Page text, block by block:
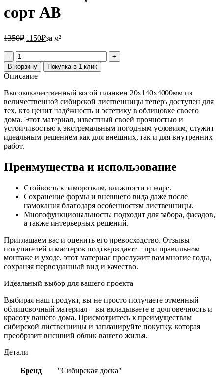
сорт АВ
1350₽ 1350₽.
1150₽1150₽.
за м²
Количество
товара
Планкен
скошенный
из
лиственницы
20х140х4000
мм
сорт
АВ
В корзину Покупка в 1 клик
Описание
Высококачественный косой планкен 20х140х4000мм из
величественной сибирской лиственницы теперь доступен для
тех, кто ценит надёжность и эстетику в облицовке своего
дома. Этот материал, известный своей прочностью и
устойчивостью к экстремальным погодным условиям, служит
идеальным решением как для внешних, так и для внутренних
работ.
Преимущества и использование
Стойкость к заморозкам, влажности и жаре.
Сохранение формы и внешнего вида даже после
намокания благодаря особенностям лиственницы.
Многофункциональность: подходит для забора, фасадов,
а также интерьерных решений.
Приглашаем вас и оценить его превосходство. Отзывы
покупателей и мастеров подтверждают – при правильном
монтаже и уходе, этот материал прослужит вам многие годы,
сохраняя первозданный вид и качество.
Идеальный выбор для вашего проекта
Выбирая наш продукт, вы не просто получаете отменный
облицовочный материал – вы вкладываете в долговечность и
красоту вашего дома. Присмотритесь к преимуществам
сибирской лиственницы и запланируйте покупку, которая
преобразит внешний облик вашего жилья.
Детали
Бренд "Сибирская доска"